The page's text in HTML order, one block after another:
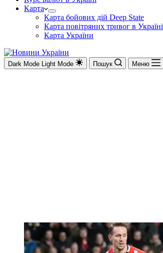
Карта
Карта бойових дій Deep State
Карта повітряних тривог в Україні
Карта України
Dark Mode Light Mode Пошук Меню